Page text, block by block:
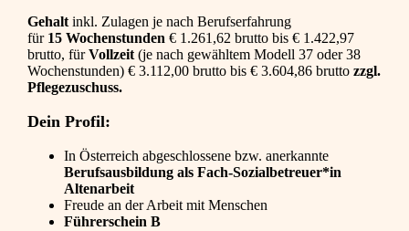
Gehalt inkl. Zulagen je nach Berufserfahrung
für 15 Wochenstunden € 1.261,62 brutto bis € 1.422,97
brutto, fürVollzeit (je nach gewähltem Modell 37 oder 38
Wochenstunden) € 3.112,00 brutto bis € 3.604,86 brutto zzgl.
Pflegezuschuss.
Dein Profil:
In Österreich abgeschlossene bzw. anerkannte
Berufsausbildung als Fach-Sozialbetreuer*in
Altenarbeit
Freude an der Arbeit mit Menschen
Führerschein B